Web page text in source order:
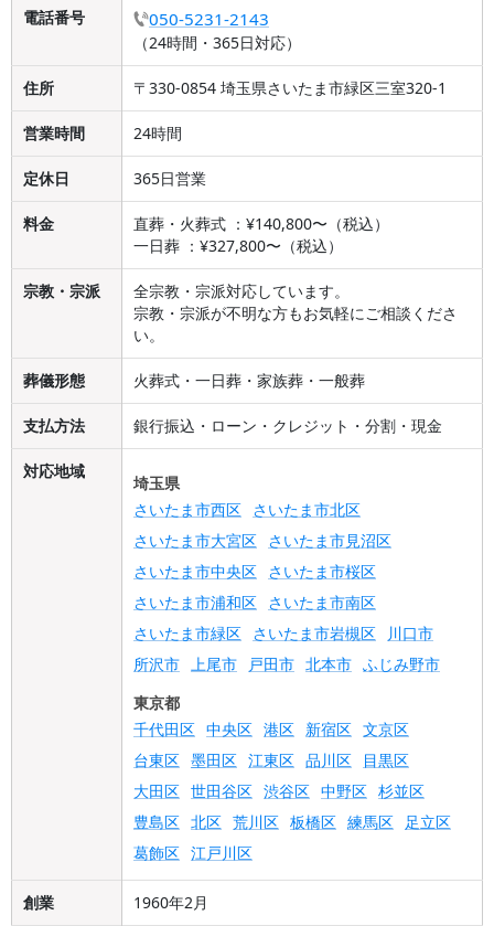
電話番号 050-5231-2143
（24時間・365日対応）
住所 〒330-0854 埼玉県さいたま市緑区三室320-1
営業時間 24時間
定休日 365日営業
料金
直葬・火葬式 ：¥140,800〜（税込）
一日葬 ：¥327,800〜（税込）
宗教・宗派
全宗教・宗派対応しています。
宗教・宗派が不明な方もお気軽にご相談くださ
い。
葬儀形態 火葬式・一日葬・家族葬・一般葬
支払方法 銀行振込・ローン・クレジット・分割・現金
対応地域
埼玉県
さいたま市西区 さいたま市北区
さいたま市大宮区 さいたま市見沼区
さいたま市中央区 さいたま市桜区
さいたま市浦和区 さいたま市南区
さいたま市緑区 さいたま市岩槻区
川口市
所沢市 上尾市 戸田市 北本市 ふじみ野市
東京都
千代田区 中央区 港区 新宿区 文京区
台東区 墨田区 江東区 品川区
目黒区
大田区 世田谷区 渋谷区 中野区 杉並区
豊島区 北区 荒川区 板橋区 練馬区 足立区
葛飾区 江戸川区
創業 1960年2月